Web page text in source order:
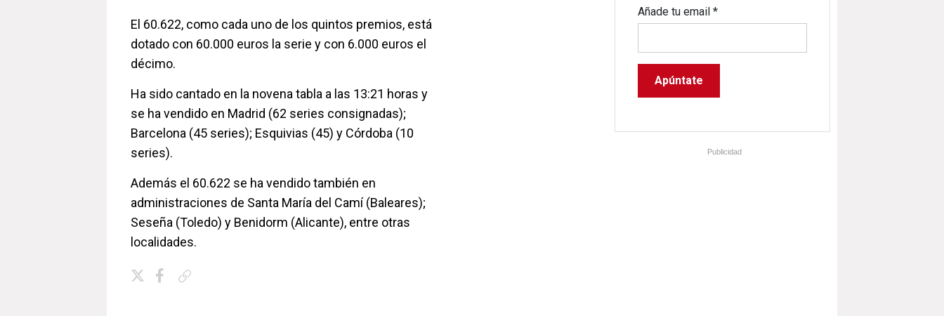
El 60.622, como cada uno de los quintos premios, está
dotado con 60.000 euros la serie y con 6.000 euros el
décimo.
Ha sido cantado en la novena tabla a las 13:21 horas y
se ha vendido en Madrid (62 series consignadas);
Barcelona (45 series); Esquivias (45) y Córdoba (10
series).
Además el 60.622 se ha vendido también en
administraciones de Santa María del Camí (Baleares);
Seseña (Toledo) y Benidorm (Alicante), entre otras
localidades.
Añade tu email*
Publicidad